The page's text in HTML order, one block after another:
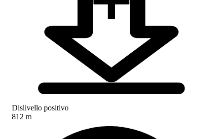
Dislivello positivo
812 m